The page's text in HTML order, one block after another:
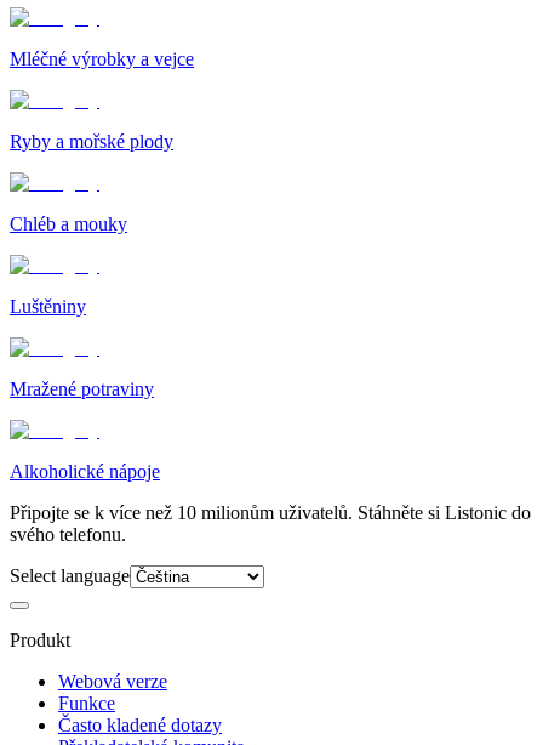
Mléčné výrobky a vejce
Ryby a mořské plody
Chléb a mouky
Luštěniny
Mražené potraviny
Alkoholické nápoje
Připojte se k více než 10 milionům uživatelů. Stáhněte si Listonic do
svého telefonu.
Select language
Produkt
Webová verze
Funkce
Často kladené dotazy